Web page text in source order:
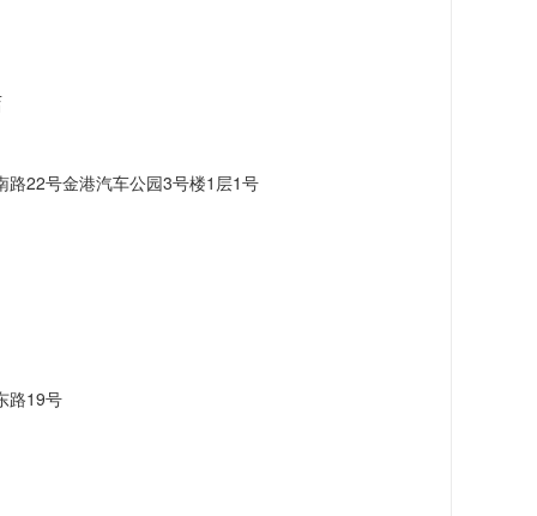
路22号金港汽车公园3号楼1层1号
路19号